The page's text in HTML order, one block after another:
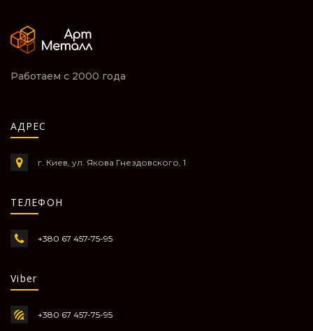
Работаем с 2000 года
АДРЕС
г. Киев, ул. Якова Гнездовского, 1
ТЕЛЕФОН
+380 67 457-75-95
Viber
+380 67 457-75-95